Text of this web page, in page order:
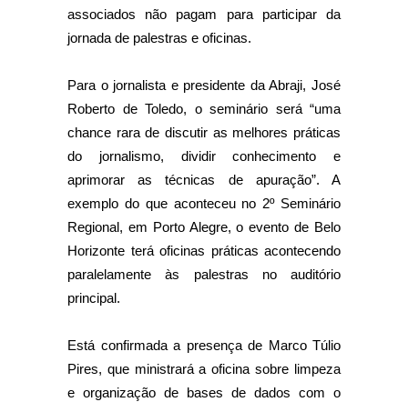
associados não pagam para participar da
jornada de palestras e oficinas.
Para o jornalista e presidente da Abraji, José
Roberto de Toledo, o seminário será “uma
chance rara de discutir as melhores práticas
do jornalismo, dividir conhecimento e
aprimorar as técnicas de apuração”. A
exemplo do que aconteceu no 2º Seminário
Regional, em Porto Alegre, o evento de Belo
Horizonte terá oficinas práticas acontecendo
paralelamente às palestras no auditório
principal.
Está confirmada a presença de Marco Túlio
Pires, que ministrará a oficina sobre limpeza
e organização de bases de dados com o